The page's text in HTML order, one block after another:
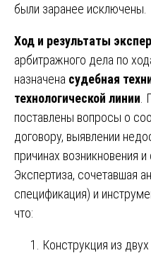
были заранее исключены.
Ход и результаты
арбитражного дела по
назначена судебная
технологической линии
поставлены вопросы о
договору, выявлении
причинах возникновения и
Экспертиза, сочетавшая
спецификация) и
что:
Конструкция из